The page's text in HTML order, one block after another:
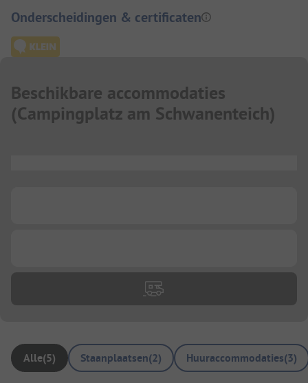
Onderscheidingen & certificaten
Beschikbare accommodaties
(Campingplatz am Schwanenteich)
Alle(5) Staanplaatsen(2) Huuraccommodaties(3)